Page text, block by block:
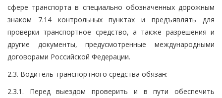
сфере транспорта в специально обозначенных дорожным
знаком 7.14 контрольных пунктах и предъявлять для
проверки транспортное средство, а также разрешения и
другие документы, предусмотренные международными
договорами Российской Федерации.
2.3. Водитель транспортного средства обязан:
2.3.1. Перед выездом проверить и в пути обеспечить